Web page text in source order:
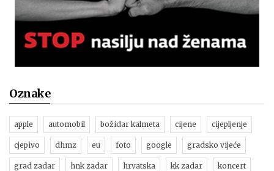
Oznake
apple automobil božidar kalmeta cijene cijepljenje
cjepivo dhmz eu foto google gradsko vijeće
grad zadar hnk zadar hrvatska kk zadar koncert